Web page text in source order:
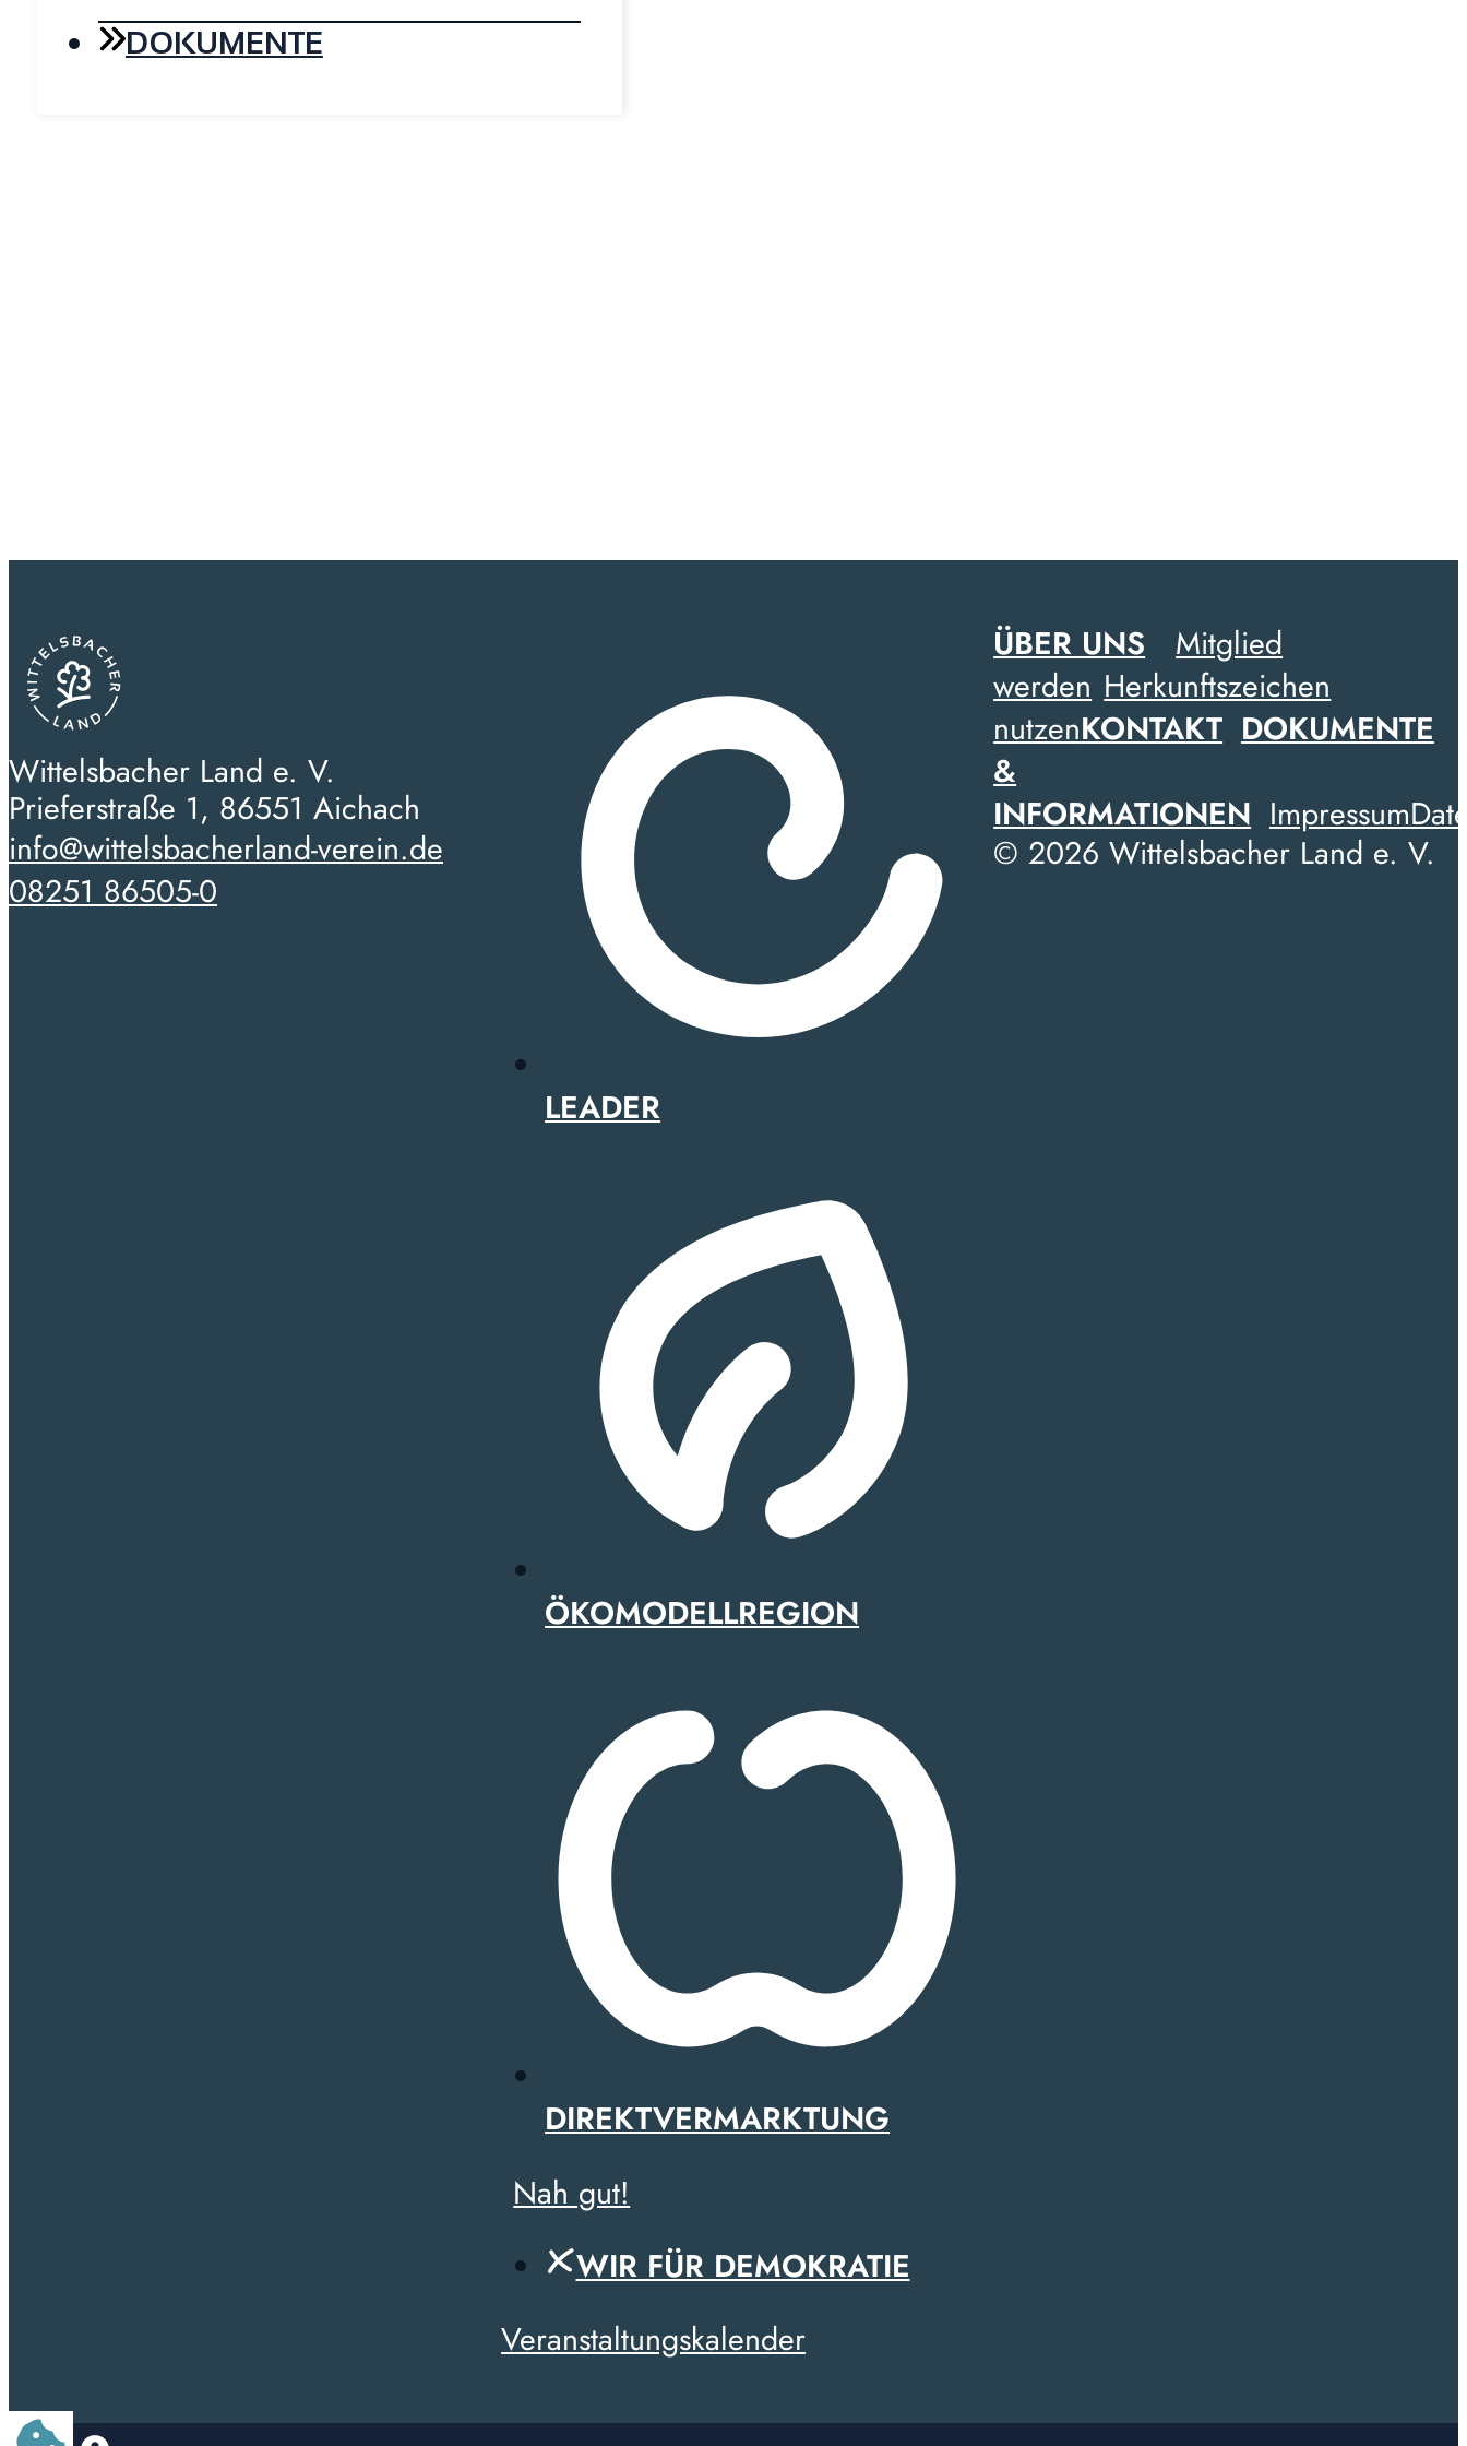
DOKUMENTE
Wittelsbacher Land e. V.
Prieferstraße 1, 86551 Aichach
info@wittelsbacherland-verein.de
08251 86505-0
LEADER
ÖKOMODELLREGION
DIREKTVERMARKTUNG
Nah gut!
WIR FÜR DEMOKRATIE
Veranstaltungskalender
ÜBER UNS
Mitglied
werden Herkunftszeichen
nutzenKONTAKT DOKUMENTE
&
INFORMATIONEN Impressum
© 2026 Wittelsbacher Land e. V.